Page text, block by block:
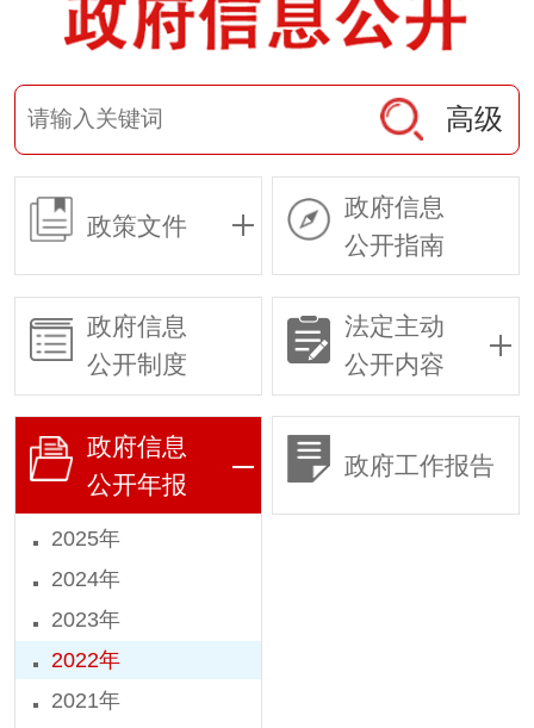
高级
政策文件
政府信息
公开指南
政府信息
公开制度
法定主动
公开内容
政府信息
公开年报
2025年
2024年
2023年
2022年
2021年
政府工作报告